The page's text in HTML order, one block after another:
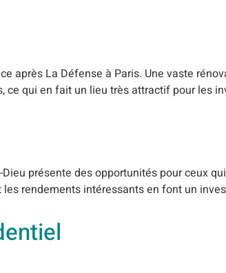
après La Défense à Paris. Une vaste
qui en fait un lieu très attractif pour les
présente des opportunités pour ceux
rendements intéressants en font un